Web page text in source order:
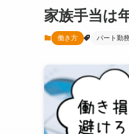
家族手当は
働き方 パート勤